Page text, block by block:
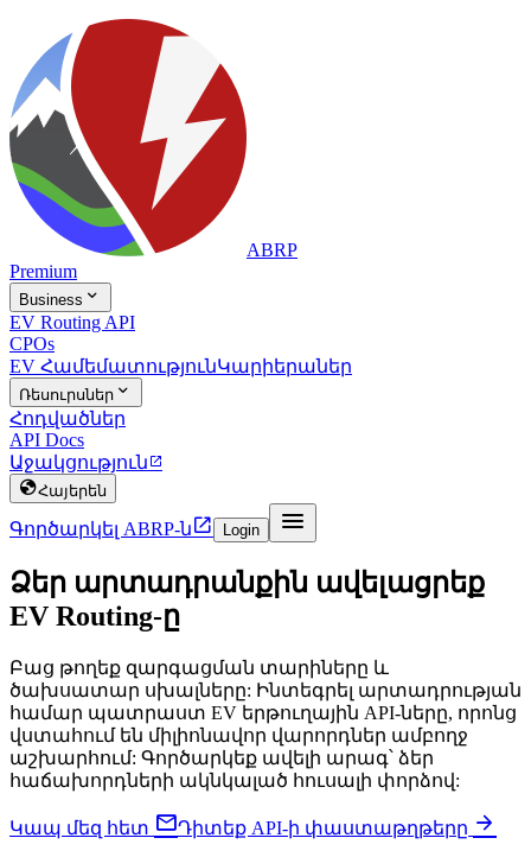
ABRP
Premium
Business 
EV Routing API
CPOs
EV ՀամեմատությունԿարիերաներ
Ռեսուրսներ 
Հոդվածներ
API Docs
Աջակցություն 
Հայերեն
Գործարկել ABRP-ն Login 
Ձեր արտադրանքին ավելացրեք
EV Routing-ը
Բաց թողեք զարգացման տարիները և
ծախսատար սխալները: Ինտեգրել արտադրության
համար պատրաստ EV երթուղային API-ները, որոնց
վստահում են միլիոնավոր վարորդներ ամբողջ
աշխարհում: Գործարկեք ավելի արագ՝ ձեր
հաճախորդների ակնկալած հուսալի փորձով:
Կապ մեզ հետ Դիտեք API-ի փաստաթղթերը 